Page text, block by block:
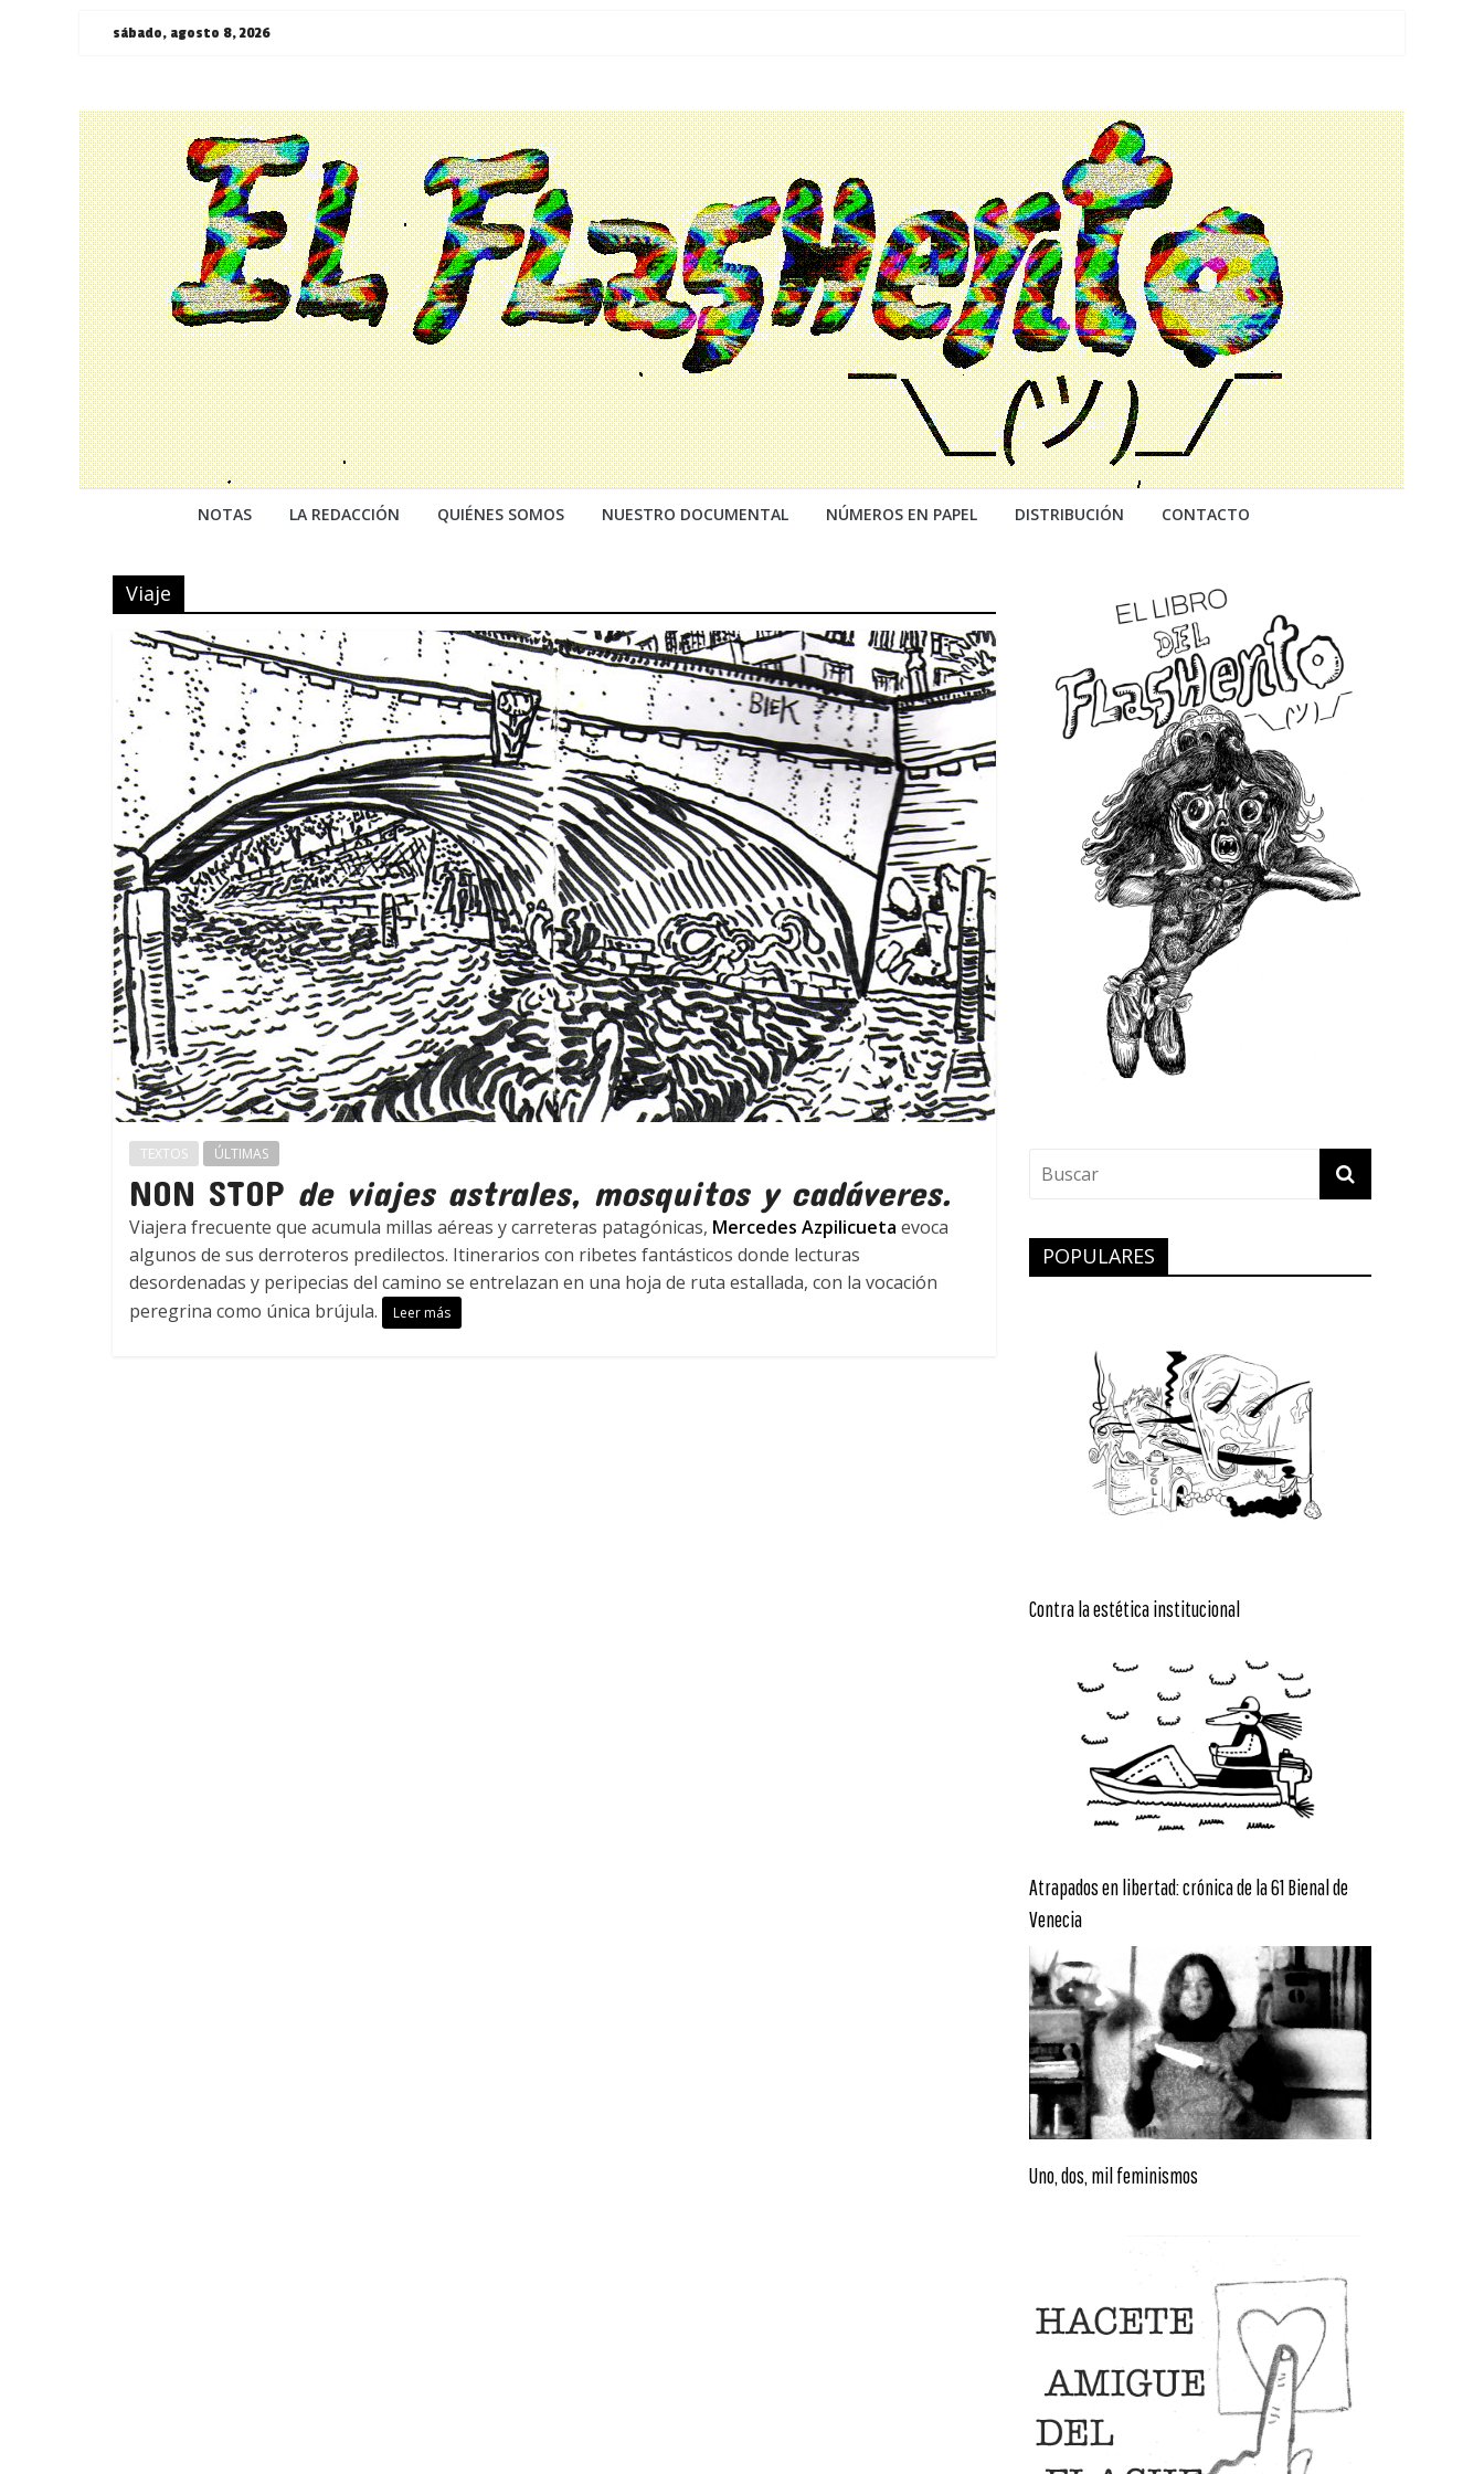
Saltarsábado, agosto 8, 2026
¯\_(ツ)_/
¯
NOTAS LA REDACCIÓN QUIÉNES SOMOS NUESTRO DOCUMENTAL NÚMEROS EN PAPEL DISTRIBUCIÓN CONTACTO
Viaje
TEXTOS ÚLTIMAS
NON STOP de viajes astrales, mosquitos y cadáveres.
Viajera frecuente que acumula millas aéreas y carreteras patagónicas, Mercedes Azpilicueta evoca
algunos de sus derroteros predilectos. Itinerarios con ribetes fantásticos donde lecturas
desordenadas y peripecias del camino se entrelazan en una hoja de ruta estallada, con la vocación
peregrina como única brújula.
Leer más
POPULARES
Contra la estética institucional
Atrapados en libertad: crónica de la 61 Bienal de
Venecia
Uno, dos, mil feminismos